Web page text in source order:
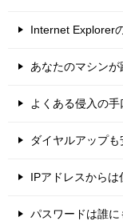
Internet Explorer
あなたのマシンが
よくある侵入の手
ダイヤルアップも
IPアドレスからは
パスワードは誰に